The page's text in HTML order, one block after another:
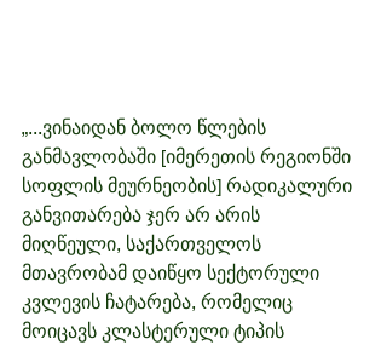
„...ვინაიდან ბოლო წლების
განმავლობაში [იმერეთის რეგიონში
სოფლის მეურნეობის] რადიკალური
განვითარება ჯერ არ არის
მიღწეული, საქართველოს
მთავრობამ დაიწყო სექტორული
კვლევის ჩატარება, რომელიც
მოიცავს კლასტერული ტიპის